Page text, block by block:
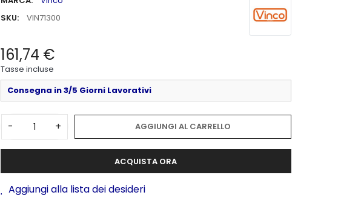
SKU:
VIN71300
161,74 €
Tasse incluse
Consegna in 3/5 Giorni Lavorativi
- + AGGIUNGI AL CARRELLO
ACQUISTA ORA
Aggiungi alla lista dei desideri